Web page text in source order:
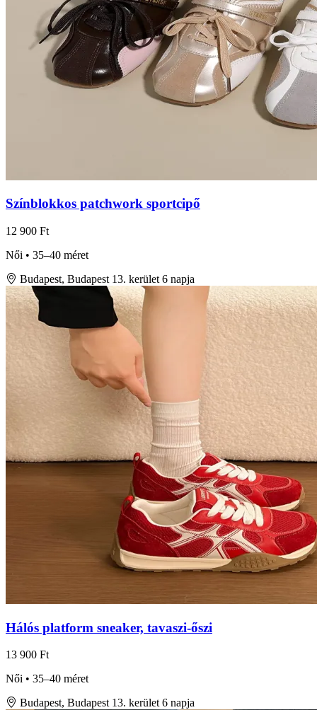
Színblokkos patchwork sportcipő
12 900 Ft
Női • 35–40 méret
Budapest, Budapest 13. kerület 6 napja
Hálós platform sneaker, tavaszi-őszi
13 900 Ft
Női • 35–40 méret
Budapest, Budapest 13. kerület 6 napja